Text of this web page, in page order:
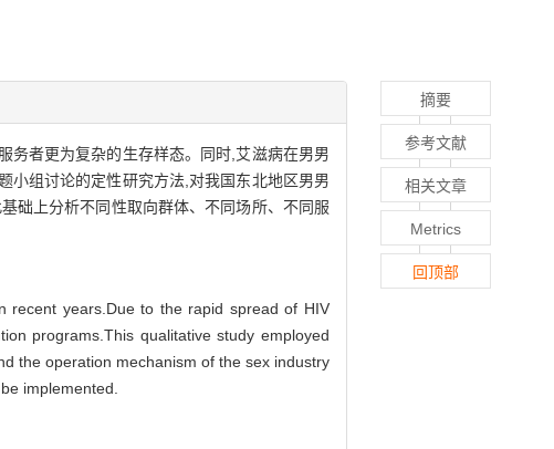
务者更为复杂的生存样态。同时,艾滋病在男男
小组讨论的定性研究方法,对我国东北地区男男
础上分析不同性取向群体、不同场所、不同服
recent years.Due to the rapid spread of HIV
programs.This qualitative study employed
the operation mechanism of the sex industry
implemented.
摘要
参考文献
相关文章
Metrics
回顶部